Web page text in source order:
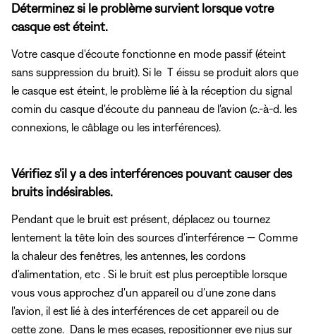
Déterminez si le problème survient lorsque votre
casque est éteint.
Votre casque d'écoute fonctionne en mode passif (éteint
sans suppression du bruit). Si le T éissu se produit alors que
le casque est éteint, le problème lié à la réception du signal
comin du casque d'écoute du panneau de l'avion (c.-à-d. les
connexions, le câblage ou les interférences).
Vérifiez s'il y a des interférences pouvant causer des
bruits indésirables.
Pendant que le bruit est présent, déplacez ou tournez
lentement la tête loin des sources d'interférence — Comme
la chaleur des fenêtres, les antennes, les cordons
d'alimentation, etc . Si le bruit est plus perceptible lorsque
vous vous approchez d'un appareil ou d'une zone dans
l'avion, il est lié à des interférences de cet appareil ou de
cette zone. Dans le mes ecases, repositionner eve njus sur